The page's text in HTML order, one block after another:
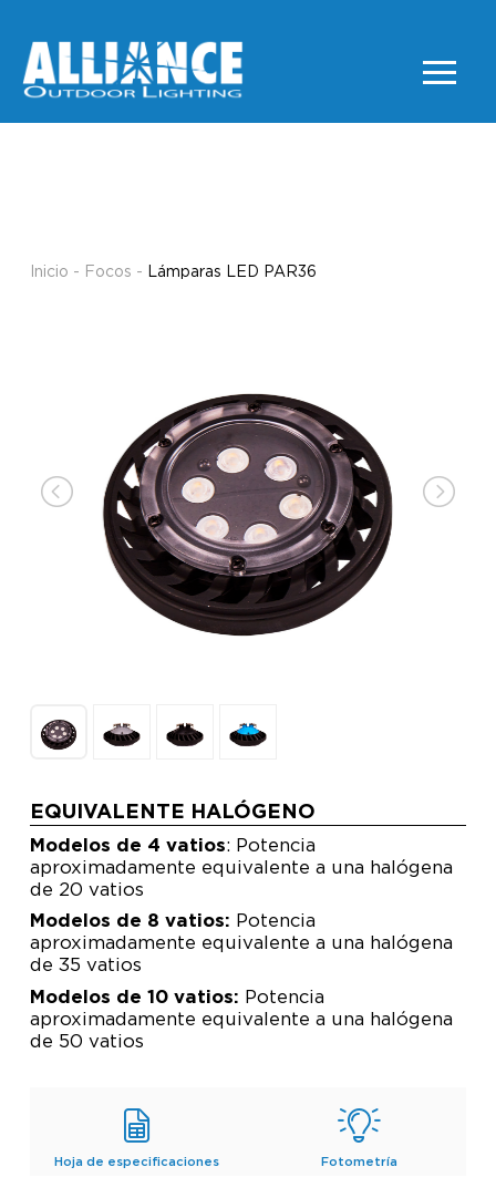
Inicio - Focos - Lámparas LED PAR36
EQUIVALENTE HALÓGENO
Modelos de 4 vatios: Potencia
aproximadamente equivalente a una halógena
de 20 vatios
Modelos de 8 vatios: Potencia
aproximadamente equivalente a una halógena
de 35 vatios
Modelos de 10 vatios: Potencia
aproximadamente equivalente a una halógena
de 50 vatios
Hoja de especificaciones Fotometría